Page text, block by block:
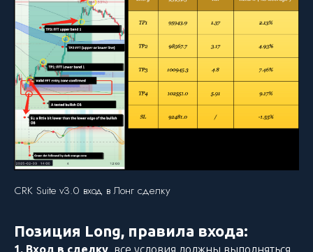
CRK Suite v3.0 вход в Лонг сделку
Позиция Long, правила входа:
1. Вход в сделку, все условия должны выполняться